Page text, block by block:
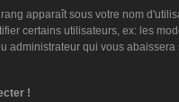
apparaît sous votre nom
certains utilisateurs, ex: les
qui vous
!